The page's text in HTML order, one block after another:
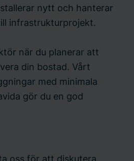
nytt och hanterar
infrastrukturprojekt.
när du planerar att
din bostad. Vårt
med minimala
gör du en god
oss för att diskutera